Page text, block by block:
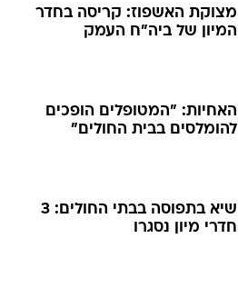
מצוקת האשפוז: קריסה בחדר
המיון של ביה"ח העמק
האחיות: "המטופלים הופכים
להומלסים בבית החולים"
שיא בתפוסה בבתי החולים: 3
חדרי מיון נסגרו